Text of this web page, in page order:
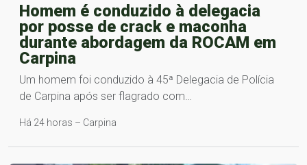
Homem é conduzido à delegacia
por posse de crack e maconha
durante abordagem da ROCAM em
Carpina
Um homem foi conduzido à 45ª Delegacia de Polícia
de Carpina após ser flagrado com…
Há 24 horas – Carpina